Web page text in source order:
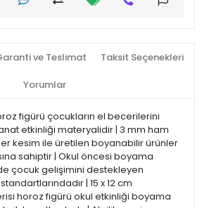
ve Teslimat Taksit Seçenekleri
Yorumlar
figürü çocukların el becerilerini
etkinliği materyalidir | 3 mm ham
kesim ile üretilen boyanabilir ürünler
sahiptir | Okul öncesi boyama
çocuk gelişimini destekleyen
| 15 x 12 cm
horoz figürü okul etkinliği boyama